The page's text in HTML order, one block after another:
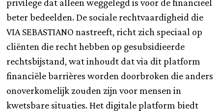
privilege dat alleen weggelegd is voor de financieel
beter bedeelden. De sociale rechtvaardigheid die
VIA SEBASTIANO nastreeft, richt zich speciaal op
cliënten die recht hebben op gesubsidieerde
rechtsbijstand, wat inhoudt dat via dit platform
financiële barrières worden doorbroken die anders
onoverkomelijk zouden zijn voor mensen in
kwetsbare situaties. Het digitale platform biedt